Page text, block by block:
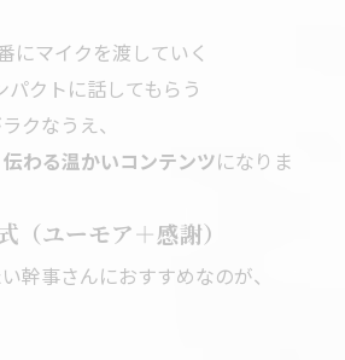
にマイクを渡していく
クトに話してもらう
クなうえ、
わる温かいコンテンツになりま
ユーモア＋感謝）
幹事さんにおすすめなのが、